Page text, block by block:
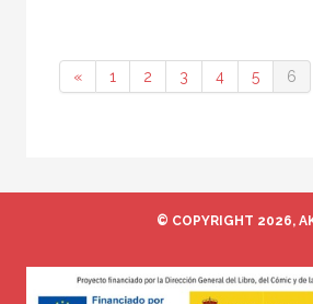
NUESTROS FORMATOS
Ebook
Rústica
« 1 2 3 4 5 6
© COPYRIGHT 2026,